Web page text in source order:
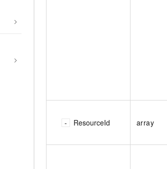
ResourceId array